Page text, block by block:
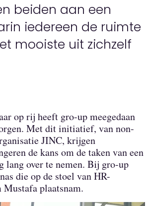
beiden aan een
iedereen de ruimte
mooiste uit zichzelf
op rij heeft gro-up meegedaan
Met dit initiatief, van non-
JINC, krijgen
de kans om de taken van een
lang over te nemen. Bij gro-up
die op de stoel van HR-
plaatsnam.